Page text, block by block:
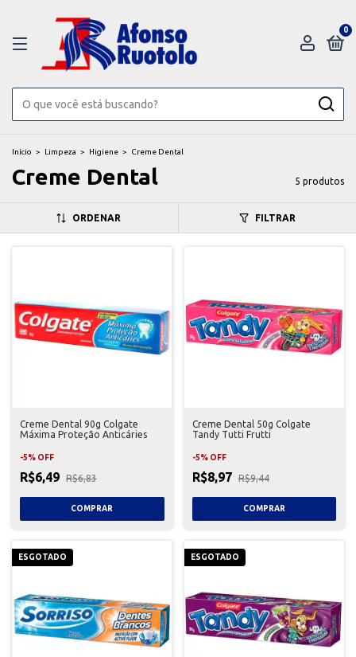
0
Início > Limpeza > Higiene > Creme Dental
Creme Dental 5 produtos
ORDENAR FILTRAR
Creme Dental 90g Colgate
Máxima Proteção Anticáries
-5% OFF
R$6,49 R$6,83
Creme Dental 50g Colgate
Tandy Tutti Frutti
-5% OFF
R$8,97 R$9,44
ESGOTADO ESGOTADO